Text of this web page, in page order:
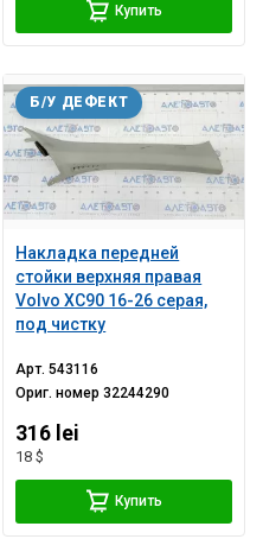
Купить
Накладка передней
стойки верхняя правая
Volvo XC90 16-26 серая,
под чистку
Б/У ДЕФЕКТ
Арт.543116
Ориг. номер32244290
316 lei
18 $
Купить